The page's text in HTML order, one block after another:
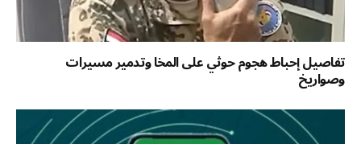
تفاصيل إحباط هجوم حوثي على المخا وتدمير مسيرات
وصواريخ